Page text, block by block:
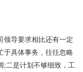
导要求相比还有一定
于具体事务，往往忽略
;二是计划不够细致，工